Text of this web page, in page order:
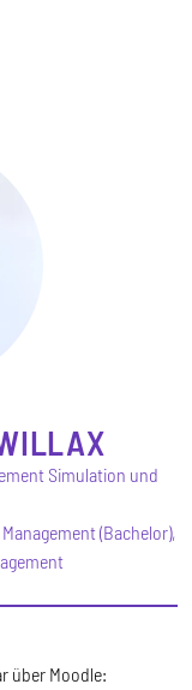
Simulation und
(Bachelor),
über Moodle: